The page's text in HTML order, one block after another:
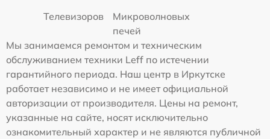
Телевизоров
Микроволновых
печей
Мы занимаемся ремонтом и техническим
обслуживанием техники Leff по истечении
гарантийного периода. Наш центр в Иркутске
работает независимо и не имеет официальной
авторизации от производителя. Цены на ремонт,
указанные на сайте, носят исключительно
ознакомительный характер и не являются публичной